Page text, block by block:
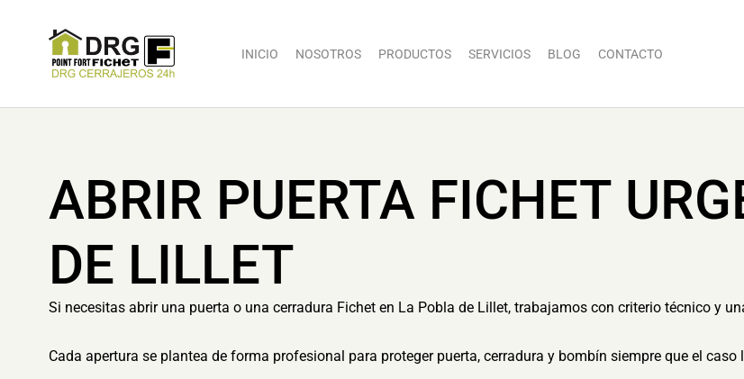
INICIO NOSOTROS PRODUCTOS SERVICIOS BLOG CONTACTO
ABRIR PUERTA FICHET
DE LILLET
Si necesitas abrir una puerta o una cerradura Fichet en La Pobla de Lillet, trabajamos con criterio técnico y
Cada apertura se plantea de forma profesional para proteger puerta, cerradura y bombín siempre que el caso